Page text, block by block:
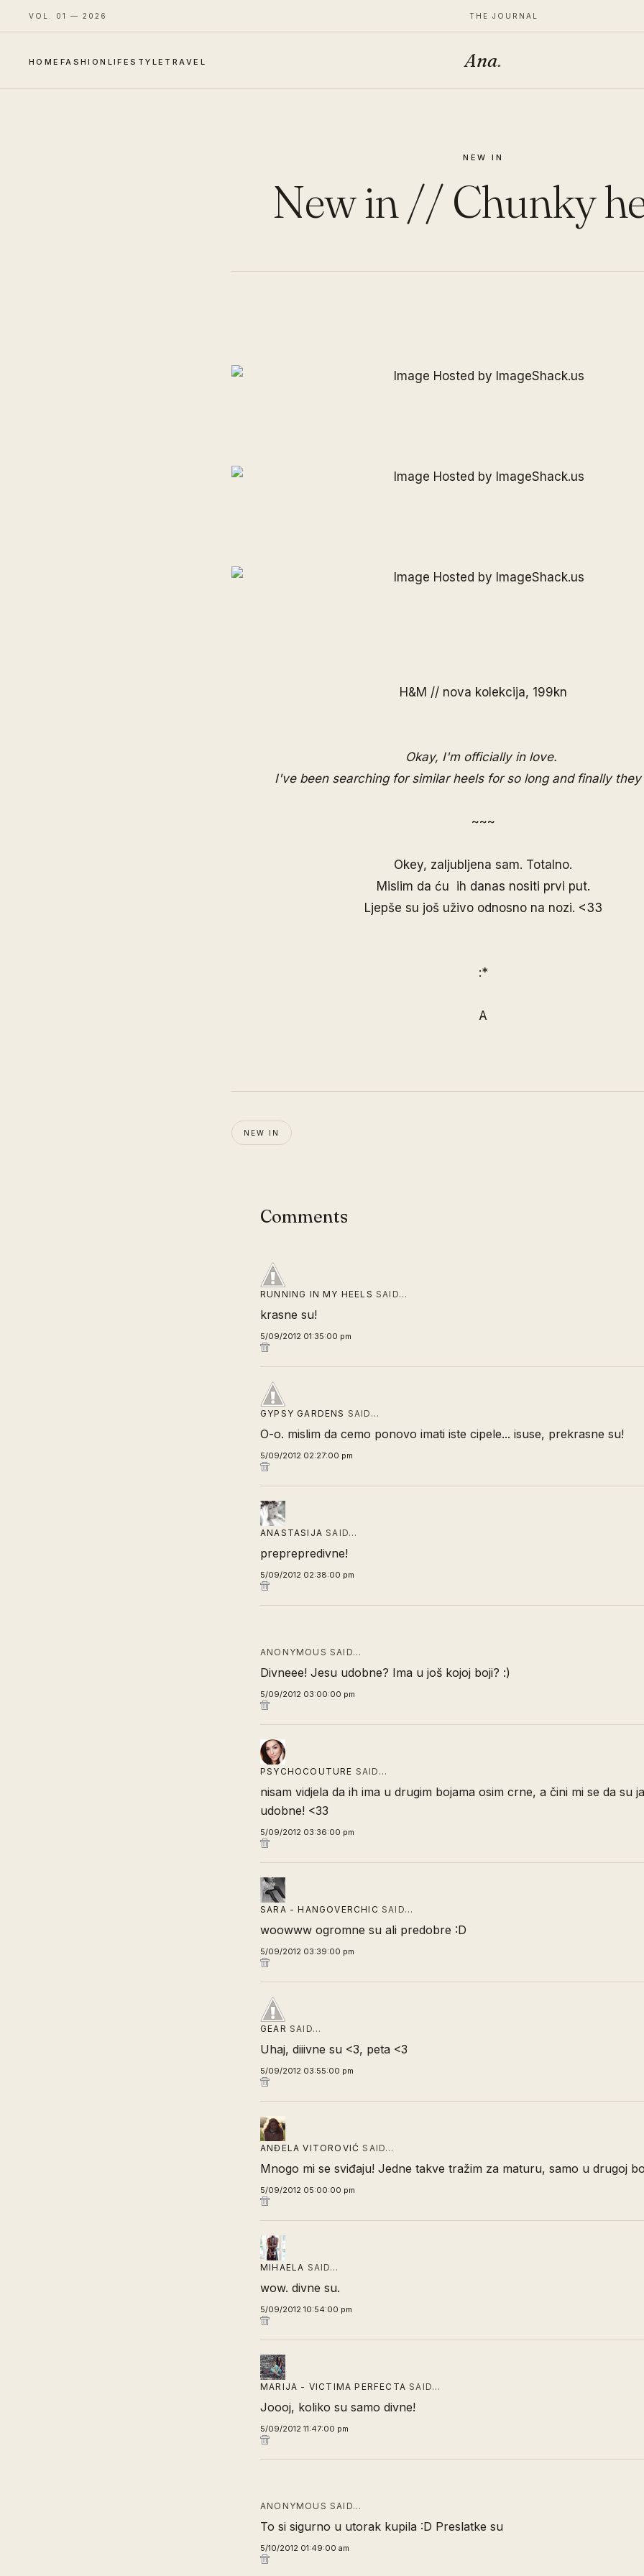
VOL. 01 — 2026 THE JOURNAL
HOME FASHION LIFESTYLE TRAVEL Ana.
NEW IN
New in // Chunky
H&M // nova kolekcija, 199kn
Okay, I'm officially in love.
I've been searching for similar heels for so long and finally
~~~
Okey, zaljubljena sam. Totalno.
Mislim da ću ih danas nositi prvi put.
Ljepše su još uživo odnosno na nozi. <33
:*
A
NEW IN
Comments
RUNNING IN MY HEELS SAID…
krasne su!
5/09/2012 01:35:00 pm
GYPSY GARDENS SAID…
O-o. mislim da cemo ponovo imati iste cipele... isuse, prekrasne su!
5/09/2012 02:27:00 pm
ANASTASIJA SAID…
preprepredivne!
5/09/2012 02:38:00 pm
ANONYMOUS SAID…
Divneee! Jesu udobne? Ima u još kojoj boji? :)
5/09/2012 03:00:00 pm
PSYCHOCOUTURE SAID…
nisam vidjela da ih ima u drugim bojama osim crne, a čini mi se da su
udobne! <33
5/09/2012 03:36:00 pm
SARA - HANGOVERCHIC SAID…
woowww ogromne su ali predobre :D
5/09/2012 03:39:00 pm
GEAR SAID…
Uhaj, diiivne su <3, peta <3
5/09/2012 03:55:00 pm
ANĐELA VITOROVIĆ SAID…
Mnogo mi se sviđaju! Jedne takve tražim za maturu, samo u drugoj
5/09/2012 05:00:00 pm
MIHAELA SAID…
wow. divne su.
5/09/2012 10:54:00 pm
MARIJA - VICTIMA PERFECTA SAID…
Joooj, koliko su samo divne!
5/09/2012 11:47:00 pm
ANONYMOUS SAID…
To si sigurno u utorak kupila :D Preslatke su
5/10/2012 01:49:00 am